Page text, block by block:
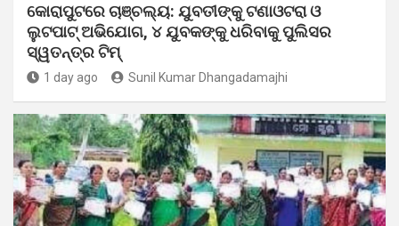
କୋରାପୁଟରେ ଚାଞ୍ଚଲ୍ୟ: ଯୁବତୀଙ୍କୁ ଟଣାଓଟରା ଓ
ଲୁଟପାଟ୍ ଅଭିଯୋଗ, ୪ ଯୁବକଙ୍କୁ ଧରିବାକୁ ପୁଲିସର
ସ୍ୱତନ୍ତ୍ର ଟିମ୍
1 day ago Sunil Kumar Dhangadamajhi